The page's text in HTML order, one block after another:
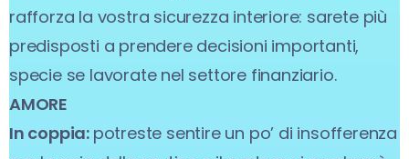
rafforza la vostra sicurezza interiore: sarete più
predisposti a prendere decisioni importanti,
specie se lavorate nel settore finanziario.
AMORE
In coppia: potreste sentire un po’ di insofferenza